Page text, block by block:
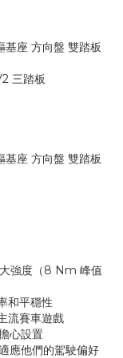
座 方向盤 雙踏板
三踏板
座 方向盤 雙踏板
強度（8 Nm 峰值
和平穩性
流賽車遊戲
心設置
應他們的駕駛偏好